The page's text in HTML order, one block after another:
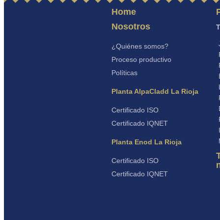
Home
Nosotros
¿Quiénes somos?
Proceso productivo
Políticas
Planta AlpaCladd La Rioja
Certificado ISO
Certificado IQNET
Planta Enod La Rioja
Certificado ISO
Certificado IQNET